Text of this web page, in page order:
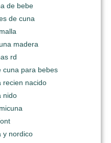
de bebe
de cuna
madera
rd
cuna para bebes
recien nacido
nido
y nordico